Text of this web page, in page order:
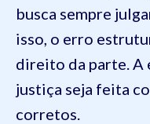
busca sempre
isso, o erro
direito da parte. A
justiça seja feita
corretos.